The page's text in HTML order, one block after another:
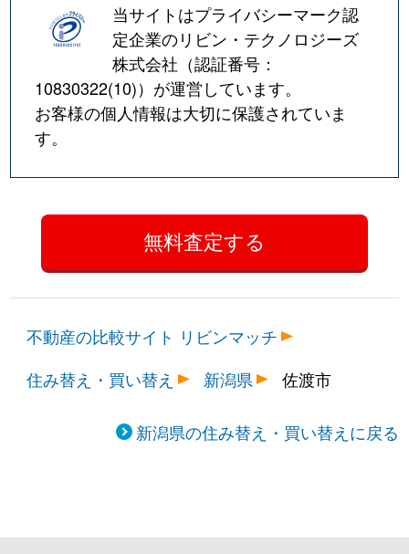
当サイトはプライバシーマーク認
定企業のリビン・テクノロジーズ
株式会社（認証番号：
10830322(10)）が運営しています。
お客様の個人情報は大切に保護されていま
す。
不動産の比較サイト リビンマッチ
住み替え・買い替え
新潟県 佐渡市
新潟県の住み替え・買い替えに戻る